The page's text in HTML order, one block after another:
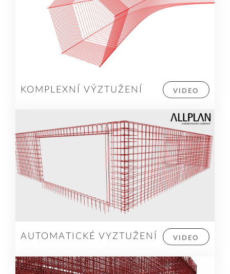
VIDEO
KOMPLEXNÍ VÝZTUŽENÍ
VIDEO
AUTOMATICKÉ VYZTUŽENÍ